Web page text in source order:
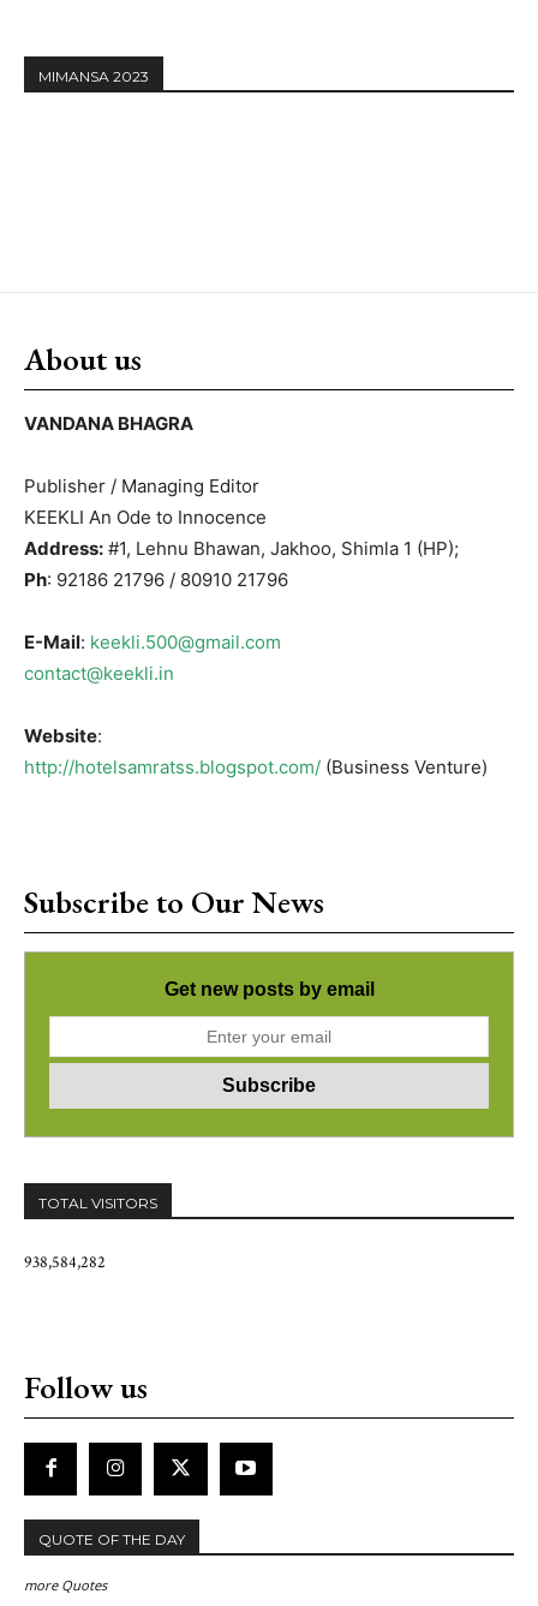
MIMANSA 2023
About us
VANDANA BHAGRA
Publisher / Managing Editor
KEEKLI An Ode to Innocence
Address: #1, Lehnu Bhawan, Jakhoo, Shimla 1 (HP);
Ph: 92186 21796 / 80910 21796
E-Mail: keekli.500@gmail.com
contact@keekli.in
Website:
http://hotelsamratss.blogspot.com/ (Business Venture)
Subscribe to Our News
Get new posts by email
TOTAL VISITORS
938,584,282
Follow us
QUOTE OF THE DAY
more Quotes